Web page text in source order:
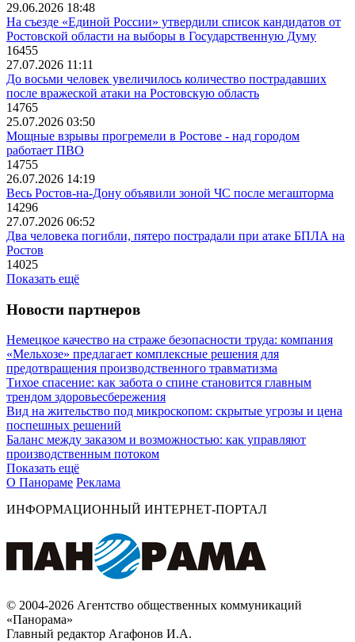
29.06.2026 18:48
На съезде «Единой России» утвердили список кандидатов от
Ростовской области на выборы в Государственную Думу
16455
27.07.2026 11:11
До восьми человек увеличилось количество пострадавших
после вражеской атаки на Ростовскую область
14765
25.07.2026 03:50
Мощные взрывы прогремели в Ростове - над городом
работает ПВО
14755
26.07.2026 14:19
Весь Ростов-на-Дону объявили зоной ЧС после мегашторма
14296
27.07.2026 06:52
Два человека погибли, пятеро пострадали при атаке БПЛА на
Ростов
14025
Показать ещё
Новости партнеров
Немецкое качество на страже безопасности труда: компания
«Мельхозе» предлагает комплексные решения для
предотвращения производственного травматизма
Тихое спасение: как забота о спине становится главным
трендом здоровьесбережения
Вид на жительство под микроскопом: скрытые угрозы и цена
поспешных решений
Баланс между заказом и возможностью: как управляют
производственным потоком
Показать ещё
О Панораме Реклама
ИНФОРМАЦИОННЫЙ ИНТЕРНЕТ-ПОРТАЛ
© 2004-2026 Агентство общественных коммуникаций
«Панорама»
Главный редактор Агафонов И.А.